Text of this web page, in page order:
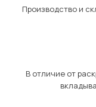
Производство и
В отличие от